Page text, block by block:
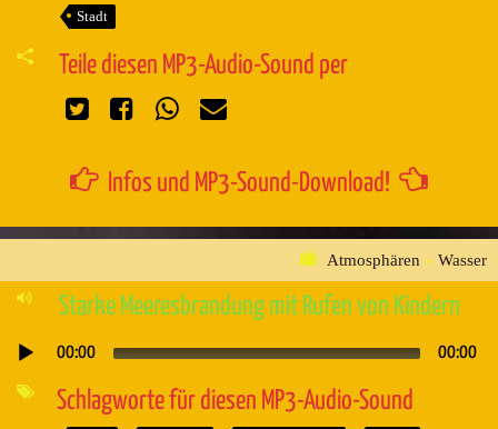
Stadt
Teile diesen MP3-Audio-Sound per
Infos und MP3-Sound-Download!
Atmosphären » Wasser
Starke Meeresbrandung mit Rufen von Kindern
Audio-
00:00 00:00
Schlagworte für diesen MP3-Audio-Sound